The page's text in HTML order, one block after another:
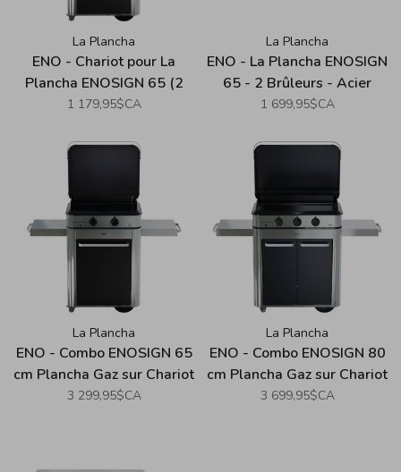
La Plancha
ENO - Chariot pour La
Plancha ENOSIGN 65 (2
Brûleurs) - Acier
1 179,95$CA
La Plancha
ENO - La Plancha ENOSIGN
65 - 2 Brûleurs - Acier
Inoxydable
1 699,95$CA
La Plancha
ENO - Combo ENOSIGN 65
cm Plancha Gaz sur Chariot
- Acier Inoxydable
3 299,95$CA
La Plancha
ENO - Combo ENOSIGN 80
cm Plancha Gaz sur Chariot
- Acier Inoxydable
3 699,95$CA